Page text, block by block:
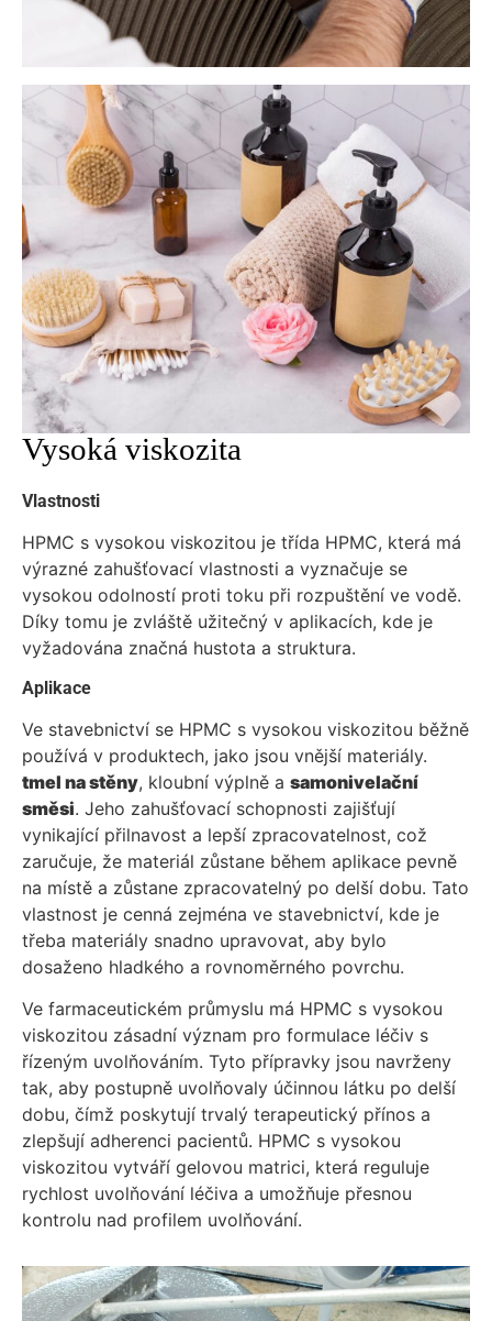
Vysoká viskozita
Vlastnosti
HPMC s vysokou viskozitou je třída HPMC, která má
výrazné zahušťovací vlastnosti a vyznačuje se
vysokou odolností proti toku při rozpuštění ve vodě.
Díky tomu je zvláště užitečný v aplikacích, kde je
vyžadována značná hustota a struktura.
Aplikace
Ve stavebnictví se HPMC s vysokou viskozitou běžně
používá v produktech, jako jsou vnější materiály.
tmel na stěny, kloubní výplně a samonivelační
směsi. Jeho zahušťovací schopnosti zajišťují
vynikající přilnavost a lepší zpracovatelnost, což
zaručuje, že materiál zůstane během aplikace pevně
na místě a zůstane zpracovatelný po delší dobu. Tato
vlastnost je cenná zejména ve stavebnictví, kde je
třeba materiály snadno upravovat, aby bylo
dosaženo hladkého a rovnoměrného povrchu.
Ve farmaceutickém průmyslu má HPMC s vysokou
viskozitou zásadní význam pro formulace léčiv s
řízeným uvolňováním. Tyto přípravky jsou navrženy
tak, aby postupně uvolňovaly účinnou látku po delší
dobu, čímž poskytují trvalý terapeutický přínos a
zlepšují adherenci pacientů. HPMC s vysokou
viskozitou vytváří gelovou matrici, která reguluje
rychlost uvolňování léčiva a umožňuje přesnou
kontrolu nad profilem uvolňování.